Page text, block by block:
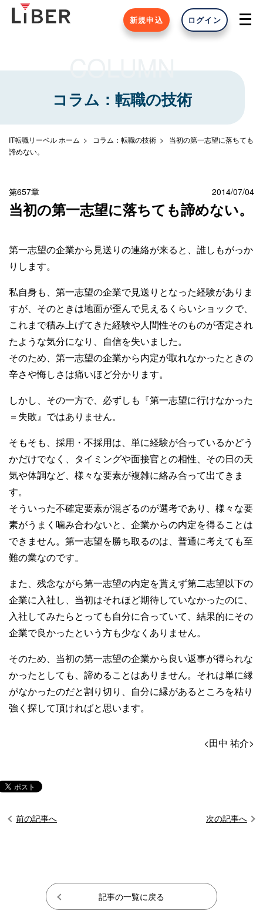
新規申込 ログイン
COLUMN
コラム：転職の技術
IT転職リーベル ホーム コラム：転職の技術
当初の第一志望に落ちても
諦めない。
第657章 2014/07/04
当初の第一志望に落ちても諦めない。
第一志望の企業から見送りの連絡が来ると、誰しもがっか
りします。
私自身も、第一志望の企業で見送りとなった経験がありま
すが、そのときは地面が歪んで見えるくらいショックで、
これまで積み上げてきた経験や人間性そのものが否定され
たような気分になり、自信を失いました。
そのため、第一志望の企業から内定が取れなかったときの
辛さや悔しさは痛いほど分かります。
しかし、その一方で、必ずしも『第一志望に行けなかった
＝失敗』ではありません。
そもそも、採用・不採用は、単に経験が合っているかどう
かだけでなく、タイミングや面接官との相性、その日の天
気や体調など、様々な要素が複雑に絡み合って出てきま
す。
そういった不確定要素が混ざるのが選考であり、様々な要
素がうまく噛み合わないと、企業からの内定を得ることは
できません。第一志望を勝ち取るのは、普通に考えても至
難の業なのです。
また、残念ながら第一志望の内定を貰えず第二志望以下の
企業に入社し、当初はそれほど期待していなかったのに、
入社してみたらとっても自分に合っていて、結果的にその
企業で良かったという方も少なくありません。
そのため、当初の第一志望の企業から良い返事が得られな
かったとしても、諦めることはありません。それは単に縁
がなかったのだと割り切り、自分に縁があるところを粘り
強く探して頂ければと思います。
<田中 祐介>
前の記事へ 次の記事へ
記事の一覧に戻る